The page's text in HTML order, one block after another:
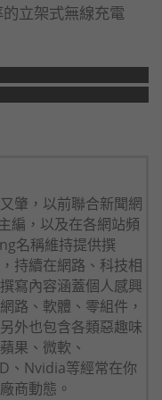
立架式無線充電
肇，以前聯合新聞網
編，以及在各網站頻
名稱維持提供撰
持續在網路、科技相
寫內容涵蓋個人感興
路、軟體、零組件，
外也包含各類惡趣味
果、微軟、
、Nvidia等經常在你
商動態。